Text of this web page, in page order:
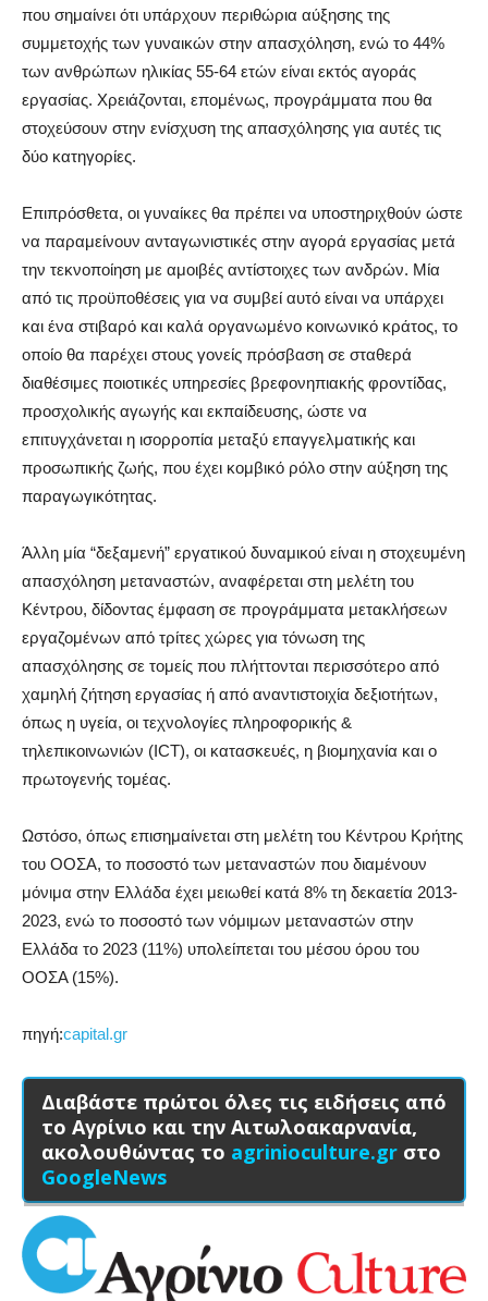
που σημαίνει ότι υπάρχουν περιθώρια αύξησης της
συμμετοχής των γυναικών στην απασχόληση, ενώ το 44%
των ανθρώπων ηλικίας 55-64 ετών είναι εκτός αγοράς
εργασίας. Χρειάζονται, επομένως, προγράμματα που θα
στοχεύσουν στην ενίσχυση της απασχόλησης για αυτές τις
δύο κατηγορίες.
Επιπρόσθετα, οι γυναίκες θα πρέπει να υποστηριχθούν ώστε
να παραμείνουν ανταγωνιστικές στην αγορά εργασίας μετά
την τεκνοποίηση με αμοιβές αντίστοιχες των ανδρών. Μία
από τις προϋποθέσεις για να συμβεί αυτό είναι να υπάρχει
και ένα στιβαρό και καλά οργανωμένο κοινωνικό κράτος, το
οποίο θα παρέχει στους γονείς πρόσβαση σε σταθερά
διαθέσιμες ποιοτικές υπηρεσίες βρεφονηπιακής φροντίδας,
προσχολικής αγωγής και εκπαίδευσης, ώστε να
επιτυγχάνεται η ισορροπία μεταξύ επαγγελματικής και
προσωπικής ζωής, που έχει κομβικό ρόλο στην αύξηση της
παραγωγικότητας.
Άλλη μία “δεξαμενή” εργατικού δυναμικού είναι η στοχευμένη
απασχόληση μεταναστών, αναφέρεται στη μελέτη του
Κέντρου, δίδοντας έμφαση σε προγράμματα μετακλήσεων
εργαζομένων από τρίτες χώρες για τόνωση της
απασχόλησης σε τομείς που πλήττονται περισσότερο από
χαμηλή ζήτηση εργασίας ή από αναντιστοιχία δεξιοτήτων,
όπως η υγεία, οι τεχνολογίες πληροφορικής &
τηλεπικοινωνιών (ICT), οι κατασκευές, η βιομηχανία και ο
πρωτογενής τομέας.
Ωστόσο, όπως επισημαίνεται στη μελέτη του Κέντρου Κρήτης
του ΟΟΣΑ, το ποσοστό των μεταναστών που διαμένουν
μόνιμα στην Ελλάδα έχει μειωθεί κατά 8% τη δεκαετία 2013-
2023, ενώ το ποσοστό των νόμιμων μεταναστών στην
Ελλάδα το 2023 (11%) υπολείπεται του μέσου όρου του
ΟΟΣΑ (15%).
πηγή:capital.gr
Διαβάστε πρώτοι όλες τις ειδήσεις από
το Αγρίνιο και την Αιτωλοακαρνανία,
ακολουθώντας το agrinioculture.gr στο
GoogleNews